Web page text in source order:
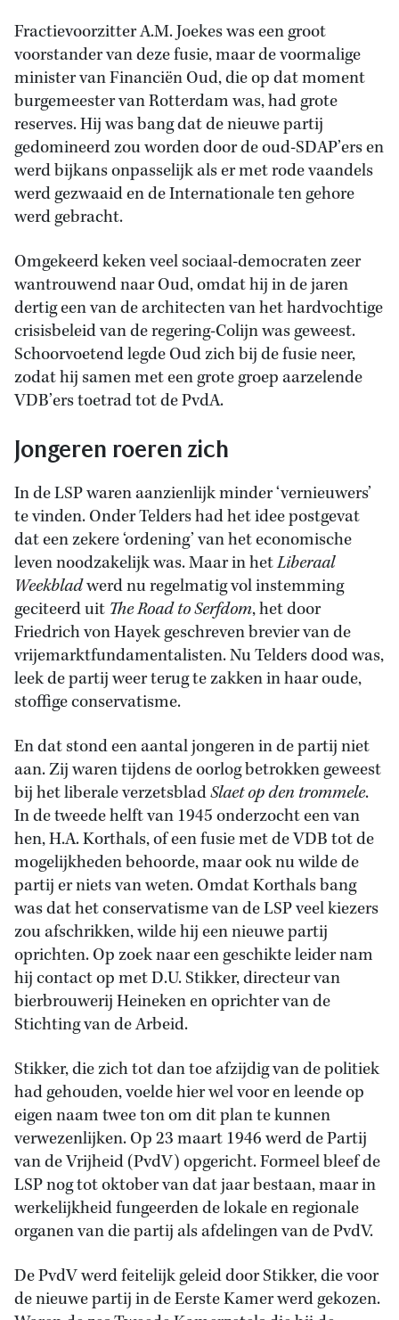
Fractievoorzitter A.M. Joekes was een groot
voorstander van deze fusie, maar de voormalige
minister van Financiën Oud, die op dat moment
burgemeester van Rotterdam was, had grote
reserves. Hij was bang dat de nieuwe partij
gedomineerd zou worden door de oud-SDAP’ers en
werd bijkans onpasselijk als er met rode vaandels
werd gezwaaid en de Internationale ten gehore
werd gebracht.
Omgekeerd keken veel sociaal-democraten zeer
wantrouwend naar Oud, omdat hij in de jaren
dertig een van de architecten van het hardvochtige
crisisbeleid van de regering-Colijn was geweest.
Schoorvoetend legde Oud zich bij de fusie neer,
zodat hij samen met een grote groep aarzelende
VDB’ers toetrad tot de PvdA.
Jongeren roeren zich
In de LSP waren aanzienlijk minder ‘vernieuwers’
te vinden. Onder Telders had het idee postgevat
dat een zekere ‘ordening’ van het economische
leven noodzakelijk was. Maar in hetLiberaal
Weekbladwerd nu regelmatig vol instemming
geciteerd uit The Road to Serfdom, het door
Friedrich von Hayek geschreven brevier van de
vrijemarktfundamentalisten. Nu Telders dood was,
leek de partij weer terug te zakken in haar oude,
stoffige conservatisme.
En dat stond een aantal jongeren in de partij niet
aan. Zij waren tijdens de oorlog betrokken geweest
bij het liberale verzetsbladSlaet op den trommele.
In de tweede helft van 1945 onderzocht een van
hen, H.A. Korthals, of een fusie met de VDB tot de
mogelijkheden behoorde, maar ook nu wilde de
partij er niets van weten. Omdat Korthals bang
was dat het conservatisme van de LSP veel kiezers
zou afschrikken, wilde hij een nieuwe partij
oprichten. Op zoek naar een geschikte leider nam
hij contact op met D.U. Stikker, directeur van
bierbrouwerij Heineken en oprichter van de
Stichting van de Arbeid.
Stikker, die zich tot dan toe afzijdig van de politiek
had gehouden, voelde hier wel voor en leende op
eigen naam twee ton om dit plan te kunnen
verwezenlijken. Op 23 maart 1946 werd de Partij
van de Vrijheid (PvdV) opgericht. Formeel bleef de
LSP nog tot oktober van dat jaar bestaan, maar in
werkelijkheid fungeerden de lokale en regionale
organen van die partij als afdelingen van de PvdV.
De PvdV werd feitelijk geleid door Stikker, die voor
de nieuwe partij in de Eerste Kamer werd gekozen.